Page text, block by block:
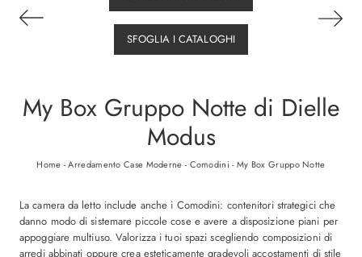
La camera da letto include anche i Comodini: contenitori strategici che
danno modo di sistemare piccole cose e avere a disposizione piani per
appoggiare multiuso. Valorizza i tuoi spazi scegliendo composizioni di
arredi abbinati oppure crea esteticamente gradevoli accostamenti di stile
SFOGLIA I CATALOGHI
My Box Gruppo Notte di Dielle
Modus
Home -Arredamento Case Moderne -Comodini -My Box Gruppo Notte